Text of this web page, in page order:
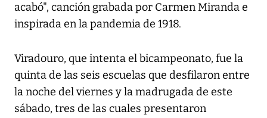
acabó", canción grabada por Carmen Miranda e
inspirada en la pandemia de 1918.
Viradouro, que intenta el bicampeonato, fue la
quinta de las seis escuelas que desfilaron entre
la noche del viernes y la madrugada de este
sábado, tres de las cuales presentaron